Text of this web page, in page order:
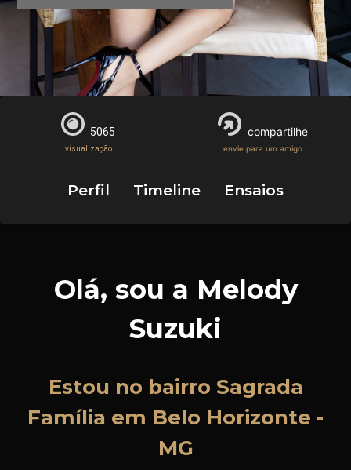
Perfil Timeline Ensaios
5065
visualização
compartilhe
envie para um amigo
Olá, sou a Melody
Suzuki
Estou no bairro Sagrada
Família em Belo Horizonte -
MG